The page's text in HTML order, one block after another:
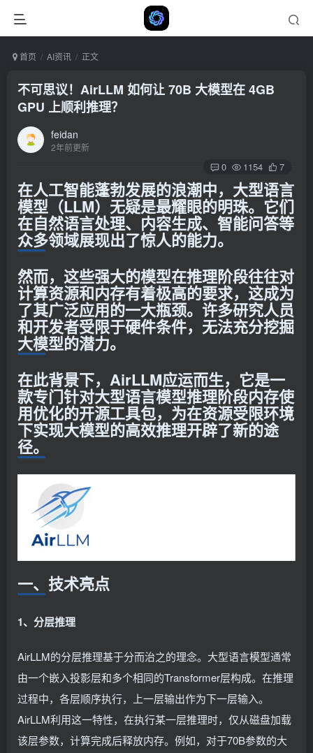
首页 AI资讯 正文
不可思议！AirLLM 如何让 70B 大模型在 4GB
GPU 上顺利推理？
feidan
2年前更新
0 1154 7
在人工智能蓬勃发展的浪潮中，大型语言
模型（LLM）无疑是最耀眼的明珠。它们
在自然语言处理、内容生成、智能问答等
众多领域展现出了惊人的能力。
然而，这些强大的模型在推理阶段往往对
计算资源和内存有着极高的要求，这成为
了其广泛应用的一大瓶颈。许多研究人员
和开发者受限于硬件条件，无法充分挖掘
大模型的潜力。
在此背景下，AirLLM应运而生，它是一
款专门针对大型语言模型推理阶段内存使
用优化的开源工具包，为在资源受限环境
下实现大模型的高效推理开辟了新的途
径。
一、技术亮点
1、分层推理
AirLLM的分层推理基于分而治之的理念。大型语言模型通常
由一个嵌入投影层和多个相同的Transformer层构成。在推理
过程中，各层顺序执行，上一层输出作为下一层输入。
AirLLM利用这一特性，在执行某一层推理时，仅从磁盘加载
该层参数，计算完成后释放内存。例如，对于70B参数的大